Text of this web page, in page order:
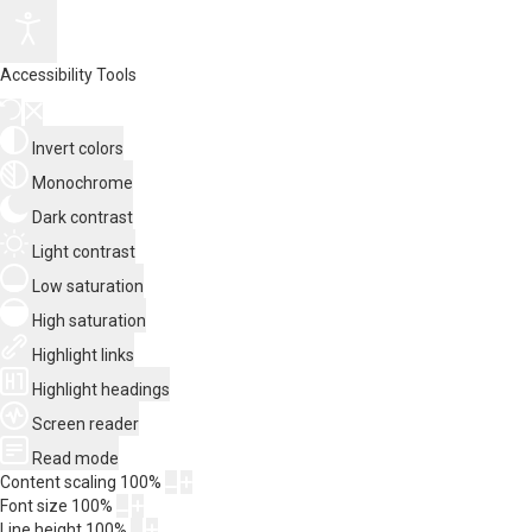
Accessibility Tools
Invert colors
Monochrome
Dark contrast
Light contrast
Low saturation
High saturation
Highlight links
Highlight headings
Screen reader
Read mode
Content scaling 100%
Font size 100%